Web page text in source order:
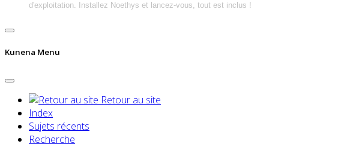
d'exploitation. Installez Noethys et lancez-vous, tout est inclus !
Kunena Menu
Retour au site
Index
Sujets récents
Recherche